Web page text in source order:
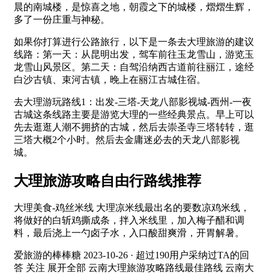
晨的南城楼，是惊喜之地，朝霞之下的城楼，熠熠生辉，
多了一份庄重与神秘。
如果你打算进行公路旅行，以下是一条去大理旅游的建议
线路：第一天：从昆明出发，驾车前往玉龙雪山，游览玉
龙雪山风景区。第二天：自驾沿纳西古道前往丽江，途经
白沙古镇、束河古镇，晚上在丽江古城住宿。
去大理游玩路线1：出发-三塔-天龙八部影视城-西州-一夜
古城这条线路主要是游览大理的一些经典景点。早上可以
先去逛逛人潮不拥挤的古城，然后去崇圣寺三塔转转，逛
三塔大概2个小时。然后去金庸迷必去的天龙八部影视
城。
大理旅游攻略自由行路线推荐
大理美食-鸡丝米线 大理凉米线最出名的要数凉鸡米线，
将做好的白斩鸡撕成条，拌入米线里，加入梅子醋和调
料，最后浇上一勺卤子水，入口酸甜爽滑，开胃解暑。
爱旅游的棒棒糖 2023-10-26 · 超过190用户采纳过TA的回
答 关注 展开全部 云南大理旅游攻略路线最佳路线 云南大